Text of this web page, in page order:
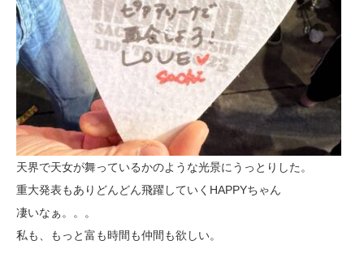
天界で天女が舞っているかのような光景にうっとりした。
重大発表もありどんどん飛躍していくHAPPYちゃん
凄いなぁ。。。
私も、もっと富も時間も仲間も欲しい。